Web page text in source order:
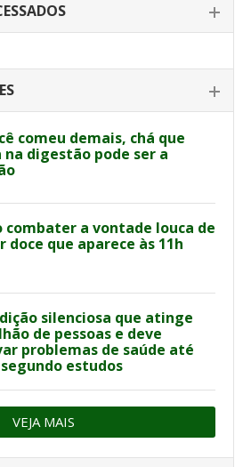
comeu demais, chá que
na digestão pode ser a
combater a vontade louca de
doce que aparece às 11h
silenciosa que atinge
de pessoas e deve
problemas de saúde até
segundo estudos
VEJA MAIS